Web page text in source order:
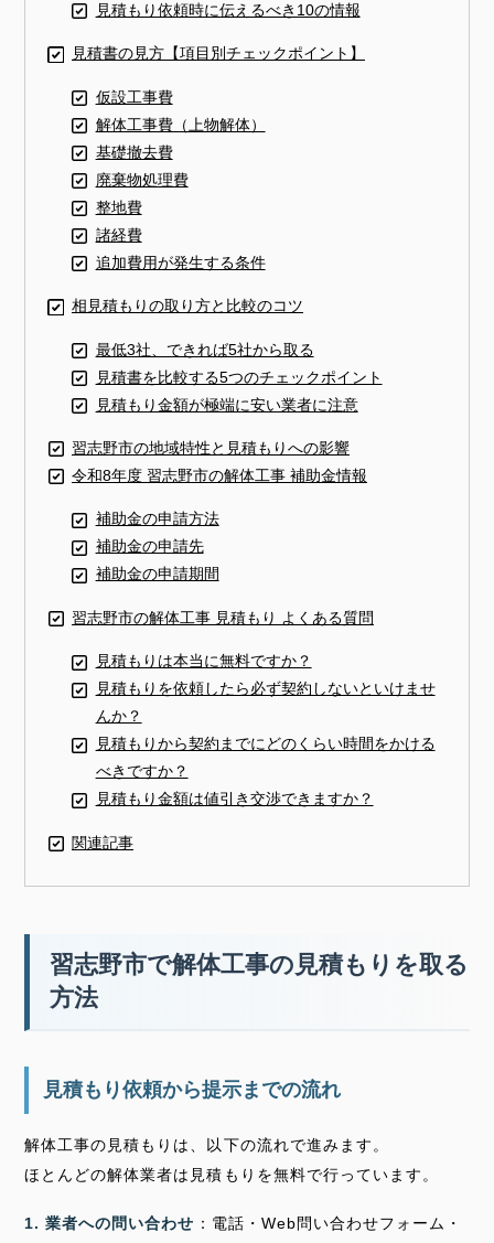
見積もり依頼時に伝えるべき10の情報
見積書の見方【項目別チェックポイント】
仮設工事費
解体工事費（上物解体）
基礎撤去費
廃棄物処理費
整地費
諸経費
追加費用が発生する条件
相見積もりの取り方と比較のコツ
最低3社、できれば5社から取る
見積書を比較する5つのチェックポイント
見積もり金額が極端に安い業者に注意
習志野市の地域特性と見積もりへの影響
令和8年度 習志野市の解体工事 補助金情報
補助金の申請方法
補助金の申請先
補助金の申請期間
習志野市の解体工事 見積もり よくある質問
見積もりは本当に無料ですか？
見積もりを依頼したら必ず契約しないといけませ
んか？
見積もりから契約までにどのくらい時間をかける
べきですか？
見積もり金額は値引き交渉できますか？
関連記事
習志野市で解体工事の見積もりを取る
方法
見積もり依頼から提示までの流れ
解体工事の見積もりは、以下の流れで進みます。
ほとんどの解体業者は見積もりを無料で行っています。
1. 業者への問い合わせ ：電話・Web問い合わせフォーム・